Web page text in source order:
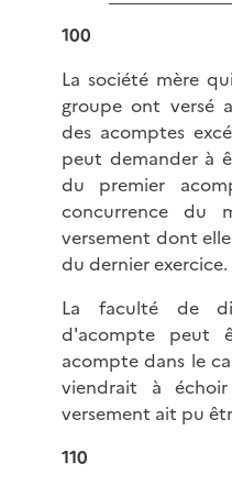
100
La société mère
groupe ont versé
des acomptes
peut demander à
du premier
concurrence du
versement dont
du dernier exercice.
La faculté de
d'acompte peut
acompte dans le
viendrait à
versement ait pu
110